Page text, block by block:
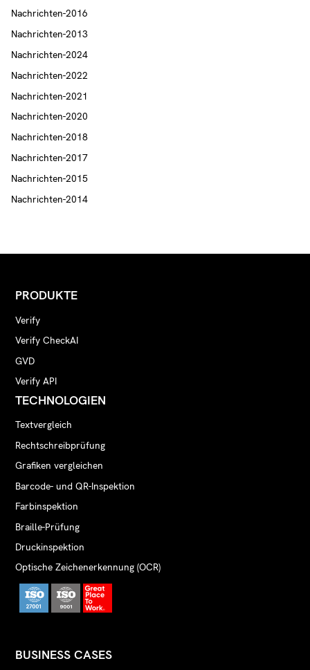
Nachrichten-2016
Nachrichten-2013
Nachrichten-2024
Nachrichten-2022
Nachrichten-2021
Nachrichten-2020
Nachrichten-2018
Nachrichten-2017
Nachrichten-2015
Nachrichten-2014
PRODUKTE
Verify
Verify CheckAI
GVD
Verify API
TECHNOLOGIEN
Textvergleich
Rechtschreibprüfung
Grafiken vergleichen
Barcode- und QR-Inspektion
Farbinspektion
Braille-Prüfung
Druckinspektion
Optische Zeichenerkennung (OCR)
BUSINESS CASES